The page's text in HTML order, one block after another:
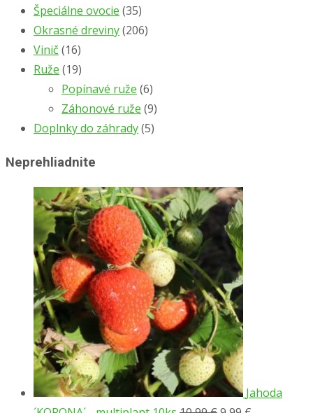
Špeciálne ovocie (35)
Okrasné dreviny(206)
Vinič (16)
Ruže (19)
Popínavé ruže (6)
Záhonové ruže (9)
Doplnky do záhrady(5)
Neprehliadnite
Jahoda